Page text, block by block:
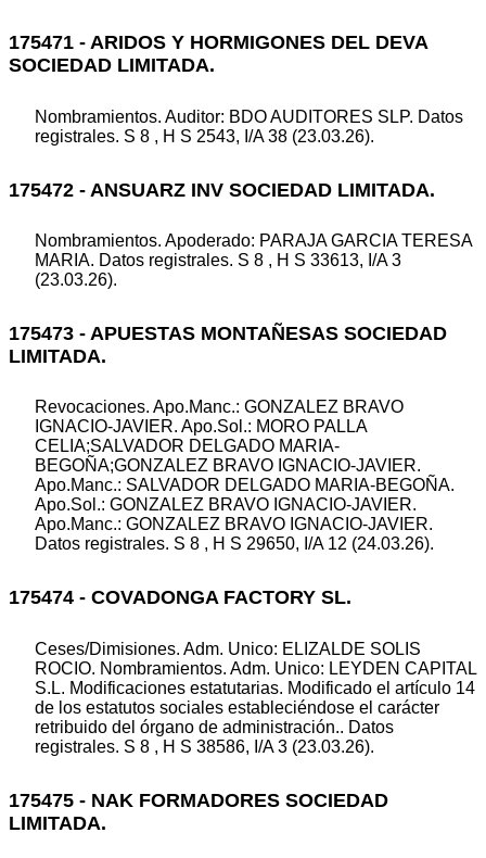
175471 - ARIDOS Y HORMIGONES DEL DEVA
SOCIEDAD LIMITADA.
Nombramientos. Auditor: BDO AUDITORES SLP. Datos
registrales. S 8 , H S 2543, I/A 38 (23.03.26).
175472 - ANSUARZ INV SOCIEDAD LIMITADA.
Nombramientos. Apoderado: PARAJA GARCIA TERESA
MARIA. Datos registrales. S 8 , H S 33613, I/A 3
(23.03.26).
175473 - APUESTAS MONTAÑESAS SOCIEDAD
LIMITADA.
Revocaciones. Apo.Manc.: GONZALEZ BRAVO
IGNACIO-JAVIER. Apo.Sol.: MORO PALLA
CELIA;SALVADOR DELGADO MARIA-
BEGOÑA;GONZALEZ BRAVO IGNACIO-JAVIER.
Apo.Manc.: SALVADOR DELGADO MARIA-BEGOÑA.
Apo.Sol.: GONZALEZ BRAVO IGNACIO-JAVIER.
Apo.Manc.: GONZALEZ BRAVO IGNACIO-JAVIER.
Datos registrales. S 8 , H S 29650, I/A 12 (24.03.26).
175474 - COVADONGA FACTORY SL.
Ceses/Dimisiones. Adm. Unico: ELIZALDE SOLIS
ROCIO. Nombramientos. Adm. Unico: LEYDEN CAPITAL
S.L. Modificaciones estatutarias. Modificado el artículo 14
de los estatutos sociales estableciéndose el carácter
retribuido del órgano de administración.. Datos
registrales. S 8 , H S 38586, I/A 3 (23.03.26).
175475 - NAK FORMADORES SOCIEDAD
LIMITADA.